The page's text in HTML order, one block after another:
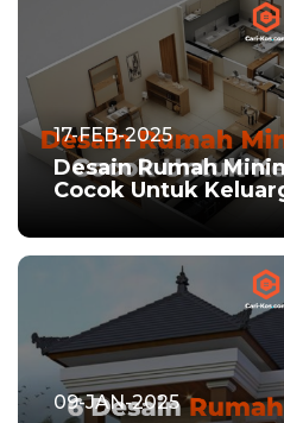
17-FEB-2025
Desain Rumah
Cocok Untuk
09-JAN-2025